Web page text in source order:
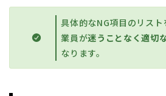
具体的なNG項目のリス
業員が迷うことなく適切
なります。